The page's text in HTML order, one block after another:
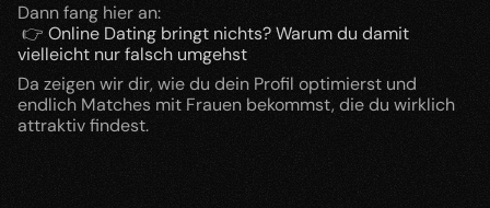
Dann fang hier an:
👉 Online Dating bringt nichts? Warum du damit
vielleicht nur falsch umgehst
Da zeigen wir dir, wie du dein Profil optimierst und
endlich Matches mit Frauen bekommst, die du wirklich
attraktiv findest.